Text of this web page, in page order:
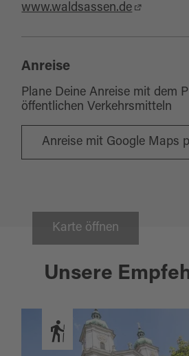
www.waldsassen.de
Anreise
Plane Deine Anreise mit dem
öffentlichen Verkehrsmitteln
Anreise mit Google Maps
Karte öffnen
Unsere